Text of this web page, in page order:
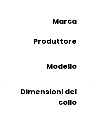
Marca
Produttore
Modello
Dimensioni del
collo